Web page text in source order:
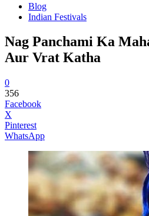
Blog
Indian Festivals
Nag Panchami Ka
Aur Vrat Katha
0
356
Facebook
X
Pinterest
WhatsApp